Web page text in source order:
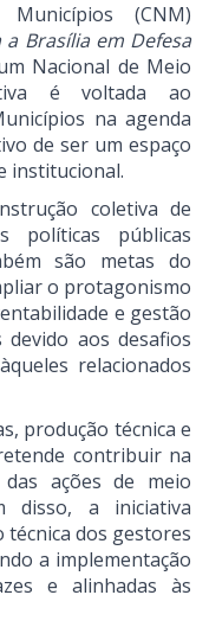
(CNM)
a Brasília em Defesa
Nacional de Meio
é voltada ao
na agenda
de ser um espaço
institucional.
coletiva de
políticas públicas
são metas do
o protagonismo
e gestão
aos desafios
relacionados
produção técnica e
contribuir na
ações de meio
disso, a iniciativa
técnica dos gestores
a implementação
e alinhadas às